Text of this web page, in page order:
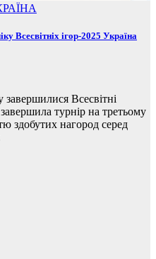
Всесвітніх ігор-2025 Україна
Всесвітні
турнір на третьому
здобутих нагород серед